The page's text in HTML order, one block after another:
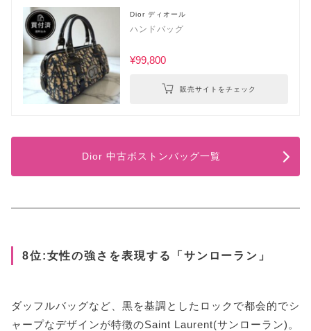
Dior ディオール
ハンドバッグ
¥99,800
販売サイトをチェック
Dior 中古ボストンバッグ一覧
8位:女性の強さを表現する「サンローラン」
ダッフルバッグなど、黒を基調としたロックで都会的でシ
ャープなデザインが特徴のSaint Laurent(サンローラン)。